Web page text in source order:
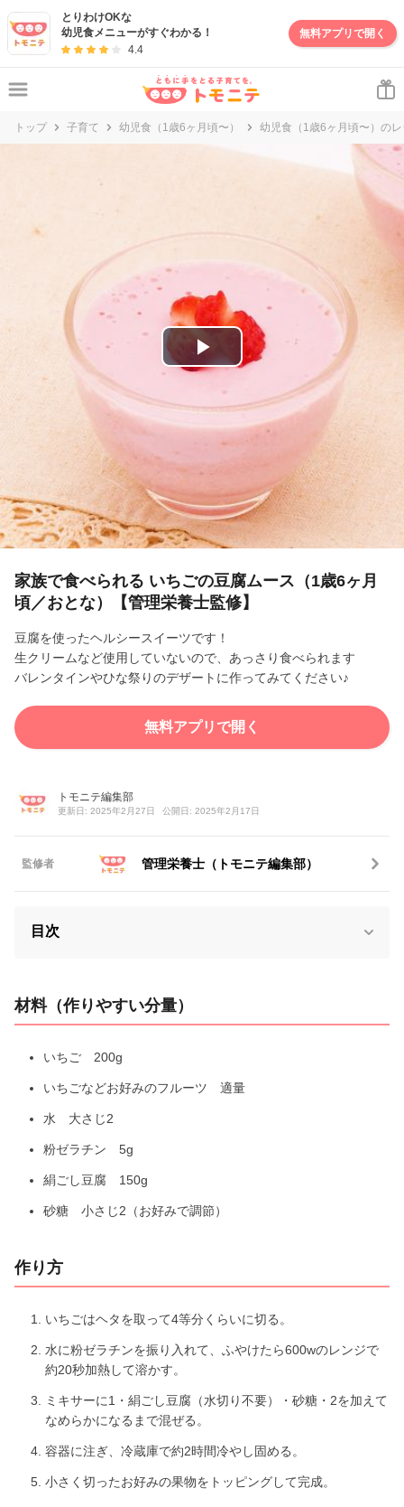
とりわけOKな
幼児食メニューがすぐわかる！
4.4
無料アプリで開く
トップ 子育て 幼児食（1歳6ヶ月頃〜） 幼児食（1歳6ヶ月頃〜）の
P
l
y
V
i
d
e
o
家族で食べられる いちごの豆腐ムース（1歳6ヶ月
頃／おとな）【管理栄養士監修】
豆腐を使ったヘルシースイーツです！
生クリームなど使用していないので、あっさり食べられます
バレンタインやひな祭りのデザートに作ってみてください♪
無料アプリで開く
トモニテ編集部
更新日: 2025年2月27日 公開日: 2025年2月17日
監修者 管理栄養士（トモニテ編集部）
目次
材料（作りやすい分量）
いちご 200g
いちごなどお好みのフルーツ 適量
水 大さじ2
粉ゼラチン 5g
絹ごし豆腐 150g
砂糖 小さじ2（お好みで調節）
作り方
いちごはヘタを取って4等分くらいに切る。
水に粉ゼラチンを振り入れて、ふやけたら600wのレンジで
約20秒加熱して溶かす。
ミキサーに1・絹ごし豆腐（水切り不要）・砂糖・2を加えて
なめらかになるまで混ぜる。
容器に注ぎ、冷蔵庫で約2時間冷やし固める。
小さく切ったお好みの果物をトッピングして完成。